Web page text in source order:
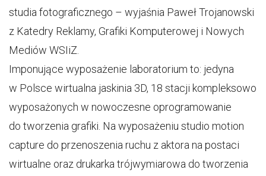
studia fotograficznego – wyjaśnia Paweł Trojanowski
z Katedry Reklamy, Grafiki Komputerowej i Nowych
Mediów WSIiZ.
Imponujące wyposażenie laboratorium to: jedyna
w Polsce wirtualna jaskinia 3D, 18 stacji kompleksowo
wyposażonych w nowoczesne oprogramowanie
do tworzenia grafiki. Na wyposażeniu studio motion
capture do przenoszenia ruchu z aktora na postaci
wirtualne oraz drukarka trójwymiarowa do tworzenia